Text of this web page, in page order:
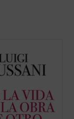
último volumen
de don Luigi
espirituales de la
y Liberación. En